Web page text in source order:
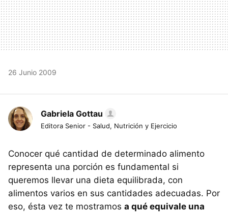
26 Junio 2009
Gabriela Gottau
Editora Senior - Salud, Nutrición y Ejercicio
Conocer qué cantidad de determinado alimento
representa una porción es fundamental si
queremos llevar una dieta equilibrada, con
alimentos varios en sus cantidades adecuadas. Por
eso, ésta vez te mostramos a qué equivale una